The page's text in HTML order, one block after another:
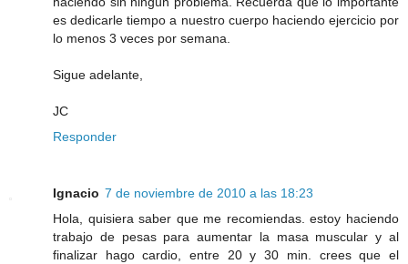
es dedicarle tiempo a nuestro cuerpo haciendo ejercicio por
lo menos 3 veces por semana.
Sigue adelante,
JC
Responder
Ignacio 7 de noviembre de 2010 a las 18:23
Hola, quisiera saber que me recomiendas. estoy haciendo
trabajo de pesas para aumentar la masa muscular y al
finalizar hago cardio, entre 20 y 30 min. crees que el